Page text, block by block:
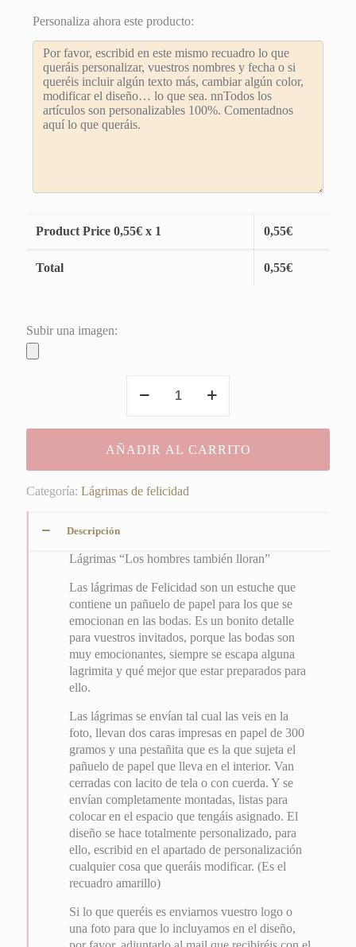
Personaliza ahora este producto:
Product Price 0,55€ x 1 0,55€
Total 0,55€
Subir una imagen:
"Los
también
lloran"
AÑADIR AL CARRITO
Categoría: Lágrimas de felicidad
Descripción
Lágrimas “Los hombres también lloran”
Las lágrimas de Felicidad son un estuche que
contiene un pañuelo de papel para los que se
emocionan en las bodas. Es un bonito detalle
para vuestros invitados, porque las bodas son
muy emocionantes, siempre se escapa alguna
lagrimita y qué mejor que estar preparados para
ello.
Las lágrimas se envían tal cual las veis en la
foto, llevan dos caras impresas en papel de 300
gramos y una pestañita que es la que sujeta el
pañuelo de papel que lleva en el interior. Van
cerradas con lacito de tela o con cuerda. Y se
envían completamente montadas, listas para
colocar en el espacio que tengáis asignado. El
diseño se hace totalmente personalizado, para
ello, escribid en el apartado de personalización
cualquier cosa que queráis modificar. (Es el
recuadro amarillo)
Si lo que queréis es enviarnos vuestro logo o
una foto para que lo incluyamos en el diseño,